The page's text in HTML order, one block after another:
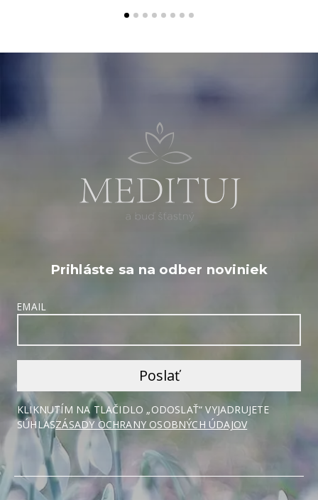
Prihláste sa na odber noviniek
EMAIL
KLIKNUTÍM NA TLAČIDLO „ODOSLAŤ“ VYJADRUJETE
SÚHLASZÁSADY OCHRANY OSOBNÝCH ÚDAJOV